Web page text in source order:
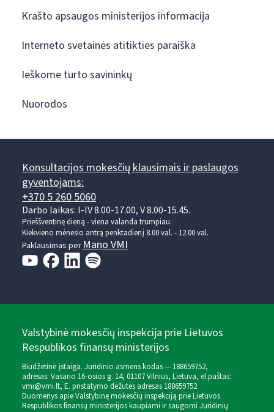
Krašto apsaugos ministerijos informacija
Interneto svetainės atitikties paraiška
Ieškome turto savininkų
Nuorodos
Konsultacijos mokesčių klausimais ir paslaugos
gyventojams:
+370 5 260 5060
Darbo laikas: I-IV 8.00-17.00, V 8.00-15.45.
Prieššventinę dieną - viena valanda trumpiau.
Kiekvieno mėnesio antrą penktadienį 8.00 val. - 12.00 val.
Paklausimas perMano VMI
Valstybinė mokesčių inspekcija prie Lietuvos
Respublikos finansų ministerijos
Biudžetinė įstaiga. Juridinio asmens kodas — 188659752,
adresas: Vasario 16-osios g. 14, 01107 Vilnius, Lietuva, el.paštas:
vmi@vmi.lt, E. pristatymo dėžutės adresas 188659752
Duomenys apie Valstybinę mokesčių inspekciją prie Lietuvos
Respublikos finansų ministerijos kaupiami ir saugomi Juridinių